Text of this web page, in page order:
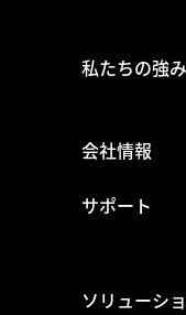
私たちの強み
会社情報
サポート
ソリューシ